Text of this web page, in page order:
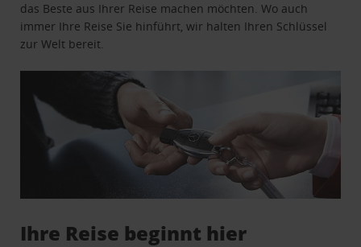
das Beste aus Ihrer Reise machen möchten. Wo auch
immer Ihre Reise Sie hinführt, wir halten Ihren Schlüssel
zur Welt bereit.
Ihre Reise beginnt hier